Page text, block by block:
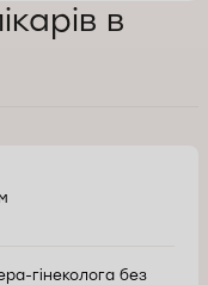
в
гінеколога без